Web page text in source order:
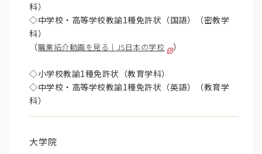
科）
◇中学校・高等学校教諭1種免許状（国語）（密教学
科）
（職業紹介動画を見る｜JS日本の学校 ）
◇小学校教諭1種免許状（教育学科）
◇中学校・高等学校教諭1種免許状（英語）（教育学
科）
大学院